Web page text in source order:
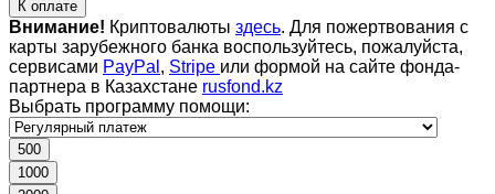
К оплате
Внимание! Криптовалюты здесь. Для пожертвования с
карты зарубежного банка воспользуйтесь, пожалуйста,
сервисами PayPal , Stripe или формой на сайте фонда-
партнера в Казахстане rusfond.kz
Выбрать программу помощи:
500
1000